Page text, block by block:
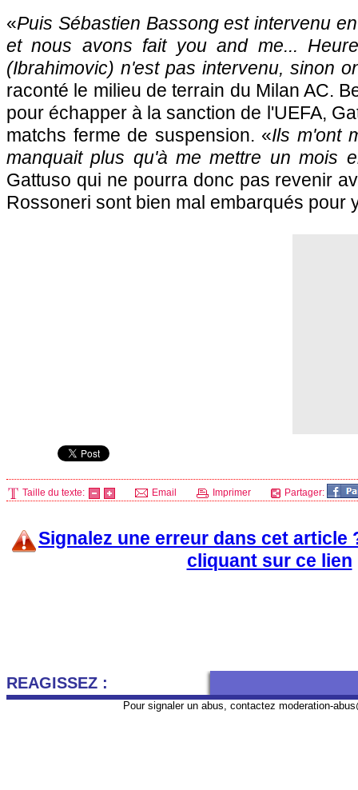
«Puis Sébastien Bassong est intervenu
et nous avons fait you and me...
(Ibrahimovic) n'est pas intervenu, sinon
raconté le milieu de terrain du Milan AC.
pour échapper à la sanction de l'UEFA,
matchs ferme de suspension. «Ils m'ont
manquait plus qu'à me mettre un mois
Gattuso qui ne pourra donc pas revenir
Rossoneri sont bien mal embarqués
Taille du texte: Email Imprimer Partager:
Signalez une erreur dans cet article
cliquant sur ce lien
REAGISSEZ :
Pour signaler un abus, contactez moderation-